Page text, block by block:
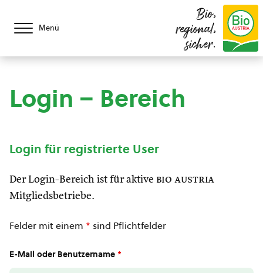
Menü
Bio,
regional,
sicher.
Login – Bereich
Login für registrierte User
Der Login-Bereich ist für aktive bio austria
Mitgliedsbetriebe.
Felder mit einem * sind Pflichtfelder
E-Mail oder Benutzername *